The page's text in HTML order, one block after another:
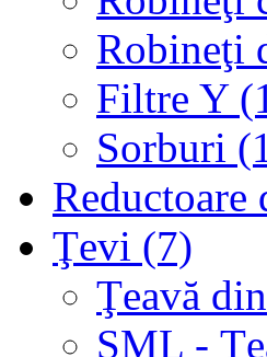
Robineţi
Filtre Y
Sorburi
Reductoare
Ţevi (7)
Ţeavă
SML -